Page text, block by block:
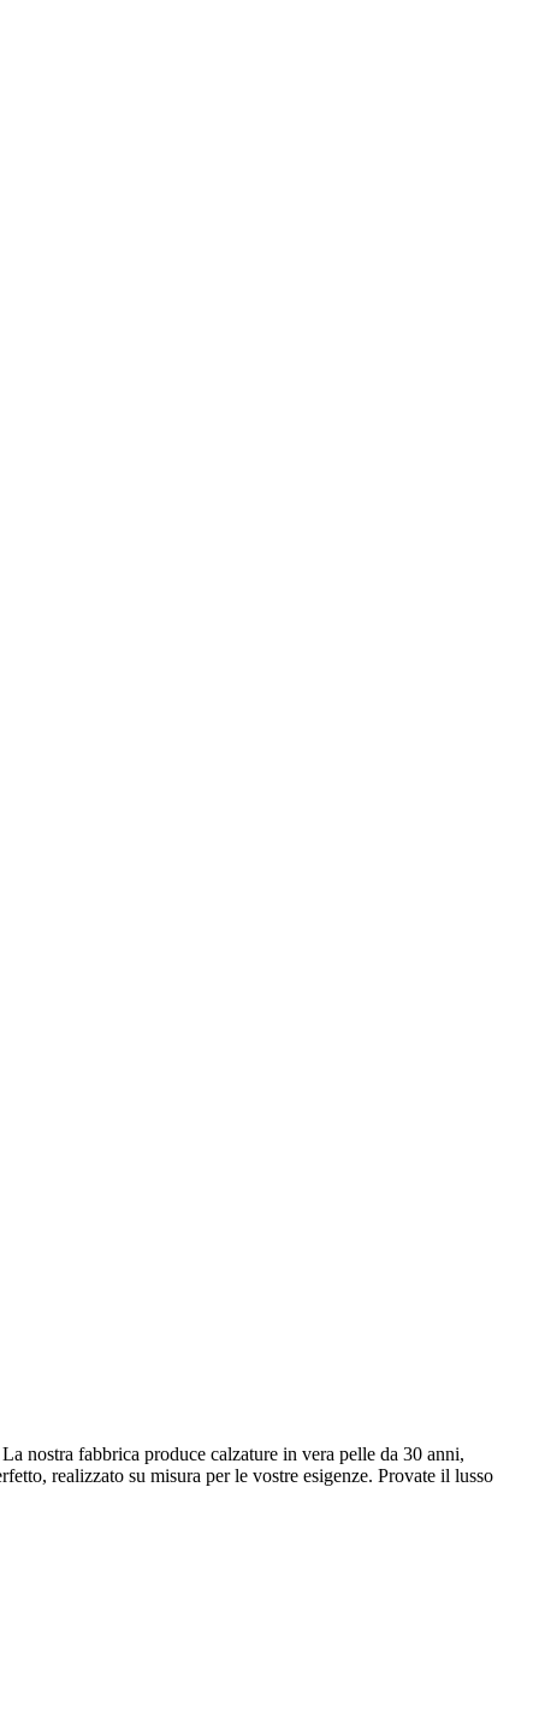
nostra fabbrica produce calzature in vera pelle da 30 anni,
realizzato su misura per le vostre esigenze. Provate il lusso